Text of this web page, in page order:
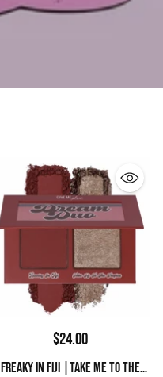
$24.00
FREAKY IN FIJI |TAKE ME TO THE